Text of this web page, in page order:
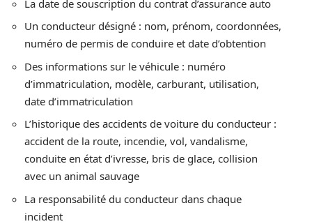
La date de souscription du contrat d’assurance auto
Un conducteur désigné : nom, prénom, coordonnées,
numéro de permis de conduire et date d’obtention
Des informations sur le véhicule : numéro
d’immatriculation, modèle, carburant, utilisation,
date d’immatriculation
L’historique des accidents de voiture du conducteur :
accident de la route, incendie, vol, vandalisme,
conduite en état d’ivresse, bris de glace, collision
avec un animal sauvage
La responsabilité du conducteur dans chaque
incident